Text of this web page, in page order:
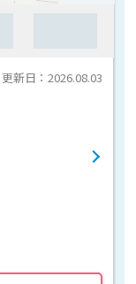
更新日：2026.08.03